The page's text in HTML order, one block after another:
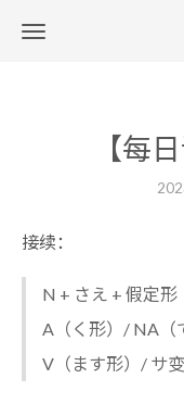
【每
接续：
N + さえ + 假定形
A（く形）/ NA（
V（ます形）/ サ